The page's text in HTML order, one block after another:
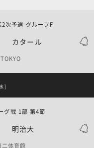
カタール
予選 グループF
]
明治大
戦 1部 第4節
体育館